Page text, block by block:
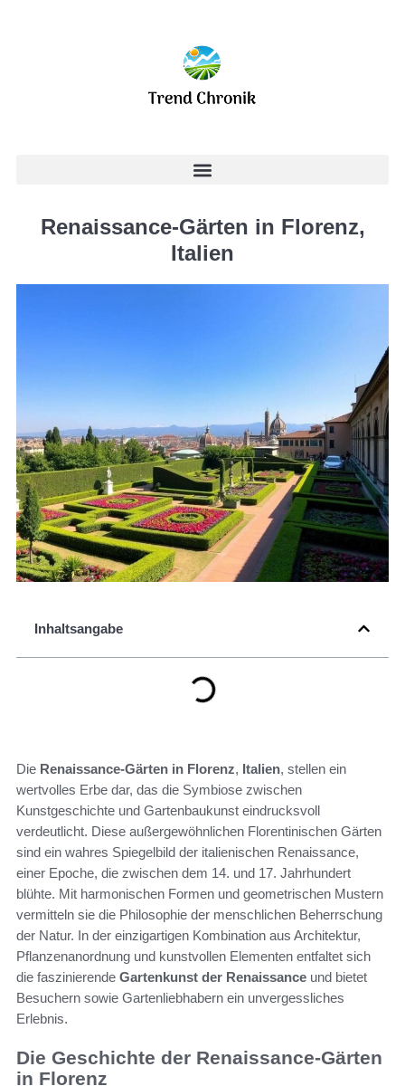
Renaissance-Gärten in Florenz,
Italien
Inhaltsangabe
Die Renaissance-Gärten in Florenz, Italien, stellen ein
wertvolles Erbe dar, das die Symbiose zwischen
Kunstgeschichte und Gartenbaukunst eindrucksvoll
verdeutlicht. Diese außergewöhnlichen Florentinischen Gärten
sind ein wahres Spiegelbild der italienischen Renaissance,
einer Epoche, die zwischen dem 14. und 17. Jahrhundert
blühte. Mit harmonischen Formen und geometrischen Mustern
vermitteln sie die Philosophie der menschlichen Beherrschung
der Natur. In der einzigartigen Kombination aus Architektur,
Pflanzenanordnung und kunstvollen Elementen entfaltet sich
die faszinierende Gartenkunst der Renaissance und bietet
Besuchern sowie Gartenliebhabern ein unvergessliches
Erlebnis.
Die Geschichte der Renaissance-Gärten
in Florenz